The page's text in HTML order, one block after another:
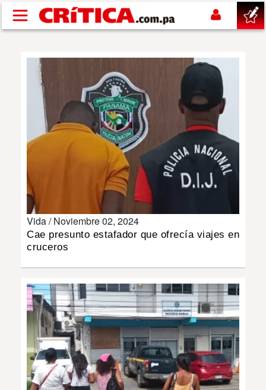
Pasar al contenido principal
SUCESOS
NACIONAL
POLÍTICA
SHOW
DEPORTES
INSÓLITAS
MULTIMEDIA
IMPRESO
Vida /Noviembre 02, 2024
Cae presunto estafador que ofrecía viajes en
cruceros